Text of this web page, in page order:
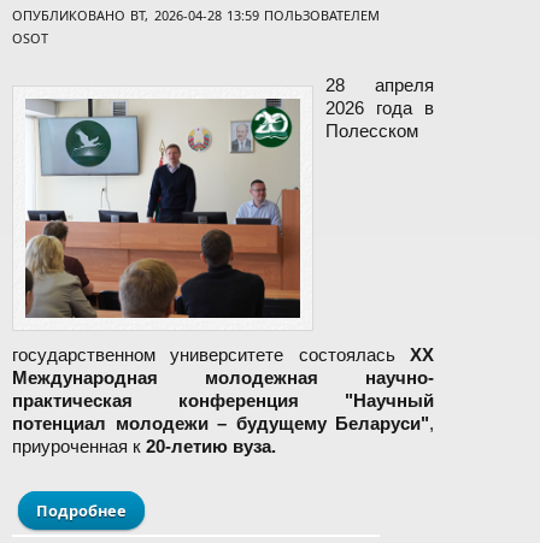
ОПУБЛИКОВАНО ВТ, 2026-04-28 13:59 ПОЛЬЗОВАТЕЛЕМ
OSOT
28 апреля
2026 года в
Полесском
государственном университете состоялась XX
Международная молодежная научно-
практическая конференция "Научный
потенциал молодежи – будущему Беларуси",
приуроченная к 20-летию вуза.
Подробнее о XX Международная молодежная научно-
практическая конференция "Научный потенциал